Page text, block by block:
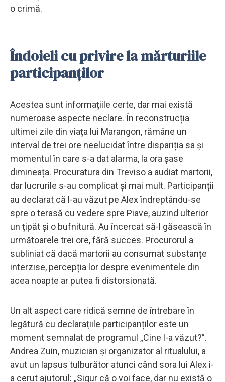
o crimă.
Îndoieli cu privire la mărturiile
participanților
Acestea sunt informațiile certe, dar mai există
numeroase aspecte neclare. În reconstrucția
ultimei zile din viața lui Marangon, rămâne un
interval de trei ore neelucidat între dispariția sa și
momentul în care s-a dat alarma, la ora șase
dimineața. Procuratura din Treviso a audiat martorii,
dar lucrurile s-au complicat și mai mult. Participanții
au declarat că l-au văzut pe Alex îndreptându-se
spre o terasă cu vedere spre Piave, auzind ulterior
un țipăt și o bufnitură. Au încercat să-l găsească în
următoarele trei ore, fără succes. Procurorul a
subliniat că dacă martorii au consumat substanțe
interzise, percepția lor despre evenimentele din
acea noapte ar putea fi distorsionată.
Un alt aspect care ridică semne de întrebare în
legătură cu declarațiile participanților este un
moment semnalat de programul „Cine l-a văzut?”.
Andrea Zuin, muzician și organizator al ritualului, a
avut un lapsus tulburător atunci când sora lui Alex i-
a cerut ajutorul: „Sigur că o voi face, dar nu există o